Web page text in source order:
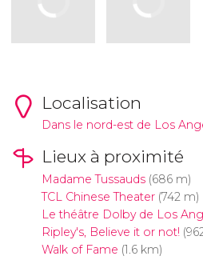
Localisation
Dans le nord-est de Los
Lieux à proximité
Madame Tussauds(686 m)
TCL Chinese Theater(742 m)
Le théâtre Dolby de Los
Ripley's, Believe it or not!
Walk of Fame (1.6 km)